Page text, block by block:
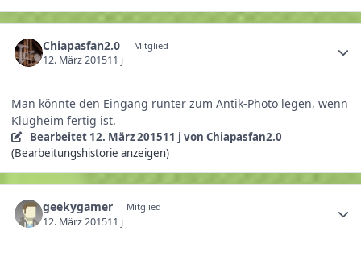
Chiapasfan2.0 Mitglied
12. März 201511 j
Man könnte den Eingang runter zum Antik-Photo legen, wenn
Klugheim fertig ist.
Bearbeitet 12. März 201511 j von Chiapasfan2.0
(Bearbeitungshistorie anzeigen)
geekygamer Mitglied
12. März 201511 j